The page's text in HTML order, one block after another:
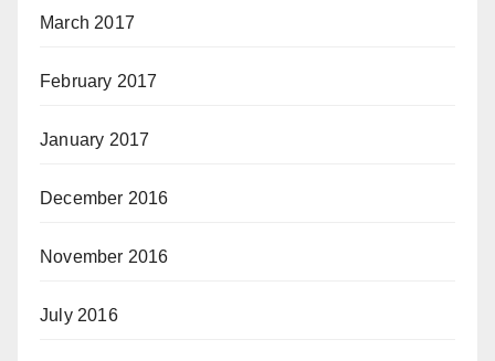
March 2017
February 2017
January 2017
December 2016
November 2016
July 2016